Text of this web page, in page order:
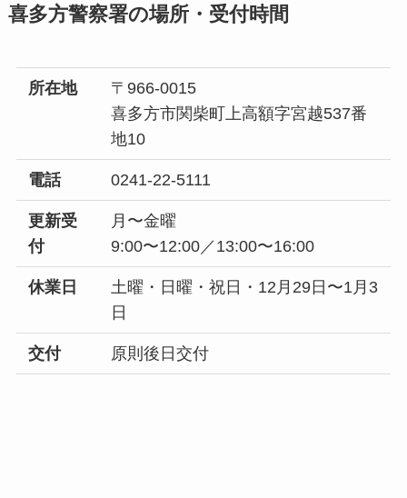
喜多方警察署の場所・受付時間
所在地
〒966-0015
喜多方市関柴町上高額字宮越537番
地10
電話 0241-22-5111
更新受
付
月〜金曜
9:00〜12:00／13:00〜16:00
休業日
土曜・日曜・祝日・12月29日〜1月3
日
交付 原則後日交付